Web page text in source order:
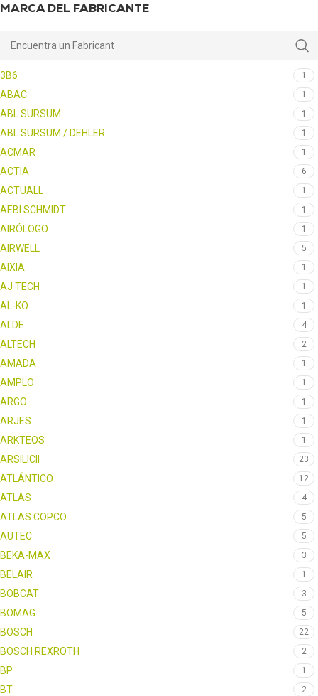
MARCA DEL FABRICANTE
3B6 1
ABAC 1
ABL SURSUM 1
ABL SURSUM / DEHLER 1
ACMAR 1
ACTIA 6
ACTUALL 1
AEBI SCHMIDT 1
AIRÓLOGO 1
AIRWELL 5
AIXIA 1
AJ TECH 1
AL-KO 1
ALDE 4
ALTECH 2
AMADA 1
AMPLO 1
ARGO 1
ARJES 1
ARKTEOS 1
ARSILICII 23
ATLÁNTICO 12
ATLAS 4
ATLAS COPCO 5
AUTEC 5
BEKA-MAX 3
BELAIR 1
BOBCAT 3
BOMAG 5
BOSCH 22
BOSCH REXROTH 2
BP 1
BT 2